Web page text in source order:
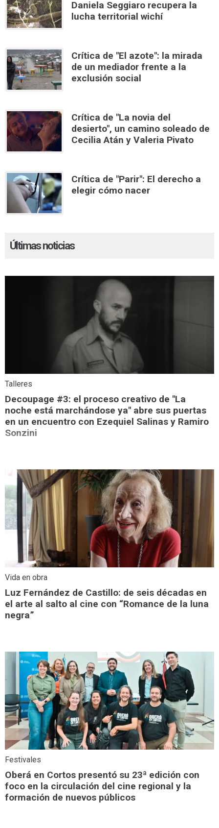
Daniela Seggiaro recupera la
lucha territorial wichí
Crítica de "El azote": la mirada
de un mediador frente a la
exclusión social
Crítica de "La novia del
desierto", un camino soleado de
Cecilia Atán y Valeria Pivato
Crítica de "Parir": El derecho a
elegir cómo nacer
Últimas noticias
Talleres
Decoupage #3: el proceso creativo de "La
noche está marchándose ya" abre sus puertas
en un encuentro con Ezequiel Salinas y Ramiro
Sonzini
Vida en obra
Luz Fernández de Castillo: de seis décadas en
el arte al salto al cine con “Romance de la luna
negra”
Festivales
Oberá en Cortos presentó su 23ª edición con
foco en la circulación del cine regional y la
formación de nuevos públicos